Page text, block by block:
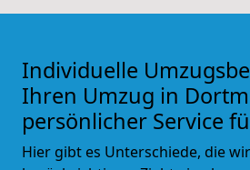
Individuelle
Ihren Umzug in
persönlicher Service
Hier gibt es Unterschiede, die